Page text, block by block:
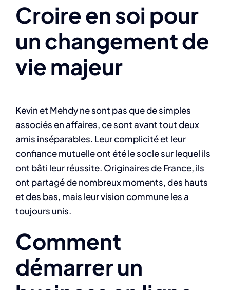
Croire en soi pour
un changement de
vie majeur
Kevin et Mehdy ne sont pas que de simples
associés en affaires, ce sont avant tout deux
amis inséparables. Leur complicité et leur
confiance mutuelle ont été le socle sur lequel ils
ont bâti leur réussite. Originaires de France, ils
ont partagé de nombreux moments, des hauts
et des bas, mais leur vision commune les a
toujours unis.
Comment
démarrer un